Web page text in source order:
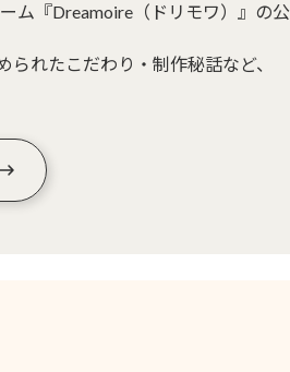
ム『Dreamoire（ドリモワ）』の公